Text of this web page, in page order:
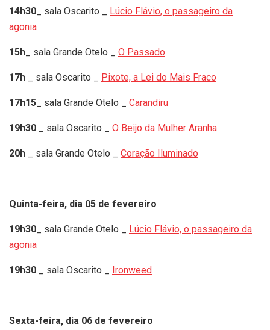
14h30 _ sala Oscarito _ Lúcio Flávio, o passageiro da
agonia
15h _ sala Grande Otelo _ O Passado
17h _ sala Oscarito _ Pixote, a Lei do Mais Fraco
17h15 _ sala Grande Otelo _ Carandiru
19h30 _ sala Oscarito _ O Beijo da Mulher Aranha
20h _ sala Grande Otelo _ Coração Iluminado
Quinta-feira, dia 05 de fevereiro
19h30 _ sala Grande Otelo _ Lúcio Flávio, o passageiro da
agonia
19h30 _ sala Oscarito _ Ironweed
Sexta-feira, dia 06 de fevereiro